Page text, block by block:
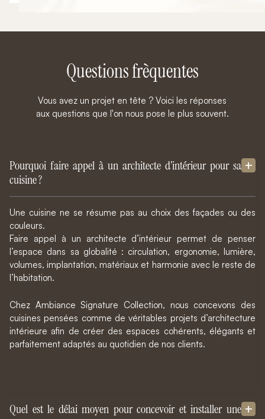
Questions frèquentes
Vous avez un projet en tête ? Voici les réponses
aux questions que l'on nous pose le plus souvent.
Pourquoi faire appel à un architecte d’intérieur pour sa
cuisine ?
Une cuisine ne se résume pas au choix des façades ou des
couleurs.
Faire appel à un architecte d’intérieur permet de penser
l’espace dans sa globalité : circulation, ergonomie, lumière,
volumes, implantation, matériaux et harmonie avec le reste de
l’habitation.
Chez Ambiance Signature Collection, nous concevons des
cuisines pensées comme de véritables projets d’architecture
intérieure afin de créer des espaces cohérents, élégants et
parfaitement adaptés au quotidien de nos clients.
Quel est le délai moyen pour concevoir et installer une